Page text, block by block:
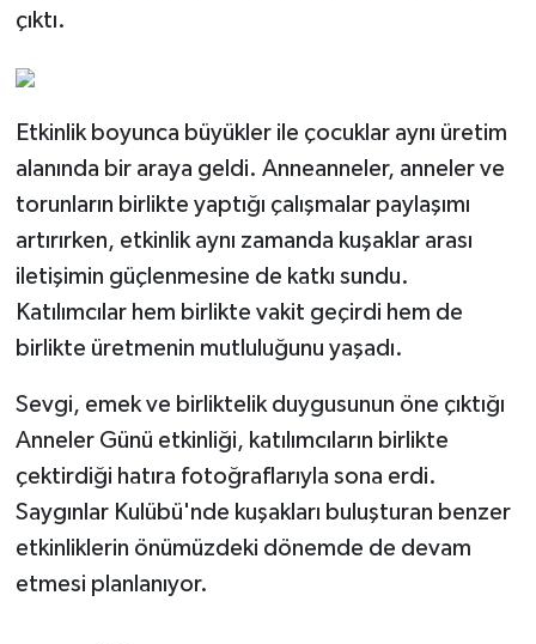
çıktı.
Etkinlik boyunca büyükler ile çocuklar aynı üretim
alanında bir araya geldi. Anneanneler, anneler ve
torunların birlikte yaptığı çalışmalar paylaşımı
artırırken, etkinlik aynı zamanda kuşaklar arası
iletişimin güçlenmesine de katkı sundu.
Katılımcılar hem birlikte vakit geçirdi hem de
birlikte üretmenin mutluluğunu yaşadı.
Sevgi, emek ve birliktelik duygusunun öne çıktığı
Anneler Günü etkinliği, katılımcıların birlikte
çektirdiği hatıra fotoğraflarıyla sona erdi.
Saygınlar Kulübü'nde kuşakları buluşturan benzer
etkinliklerin önümüzdeki dönemde de devam
etmesi planlanıyor.